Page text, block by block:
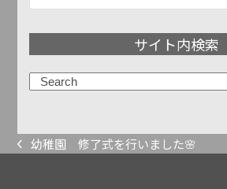
事
サイト内検索
previous
幼稚園 修了式を行いました🌸